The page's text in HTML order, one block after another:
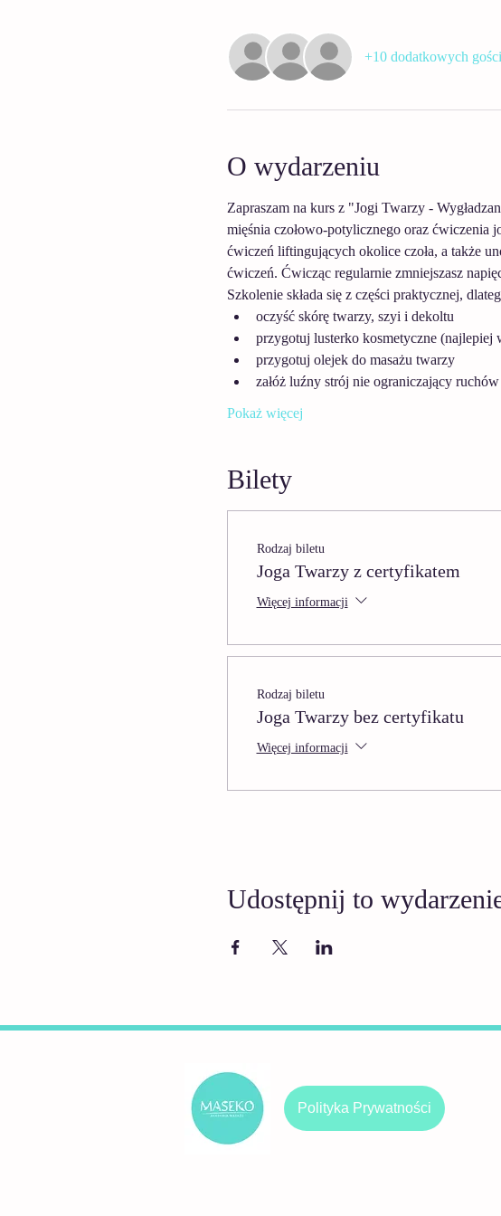
+10 dodatkowych gości
O wydarzeniu
Zapraszam na kurs z "Jogi Twarzy -
mięśnia czołowo-potylicznego oraz ćwiczenia
ćwiczeń liftingujących okolice czoła, a także
ćwiczeń. Ćwicząc regularnie zmniejszasz
Szkolenie składa się z części praktycznej,
oczyść skórę twarzy, szyi i dekoltu
przygotuj lusterko kosmetyczne (najlepiej
przygotuj olejek do masażu twarzy
załóż luźny strój nie ograniczający
Pokaż więcej
Bilety
Rodzaj biletu
Joga Twarzy z certyfikatem
Więcej informacji
Rodzaj biletu
Joga Twarzy bez certyfikatu
Więcej informacji
Udostępnij to
Polityka Prywatności